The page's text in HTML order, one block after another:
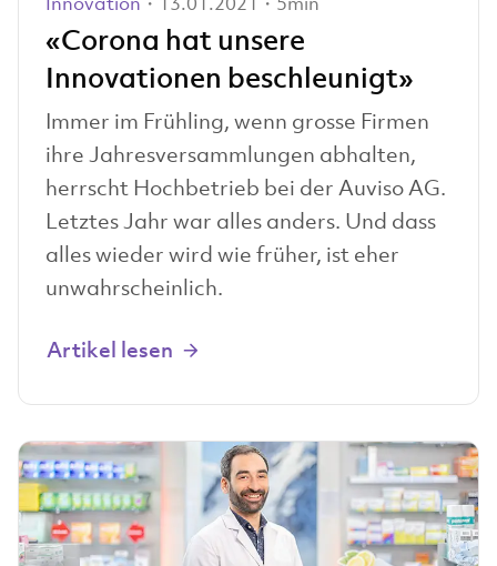
«Corona hat unsere
Innovationen beschleunigt»
Immer im Frühling, wenn grosse Firmen
ihre Jahresversammlungen abhalten,
herrscht Hochbetrieb bei der Auviso AG.
Letztes Jahr war alles anders. Und dass
alles wieder wird wie früher, ist eher
unwahrscheinlich.
Artikel lesen